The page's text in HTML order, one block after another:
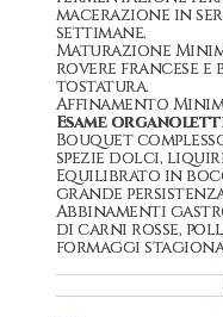
macerazione in
settimane.
Maturazione
rovere francese e
tostatura.
Affinamento
Esame
Bouquet
spezie dolci,
Equilibrato in
grande
Abbinamenti
di carni rosse,
formaggi